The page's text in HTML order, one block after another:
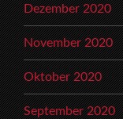
Dezember 2020
November 2020
Oktober 2020
September 2020